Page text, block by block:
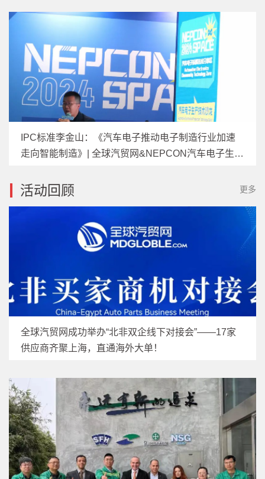
IPC标准李金山：《汽车电子推动电子制造行业加速
走向智能制造》| 全球汽贸网&NEPCON汽车电子生产
活动回顾 更多
全球汽贸网成功举办“北非双企线下对接会”——17家
供应商齐聚上海，直通海外大单！